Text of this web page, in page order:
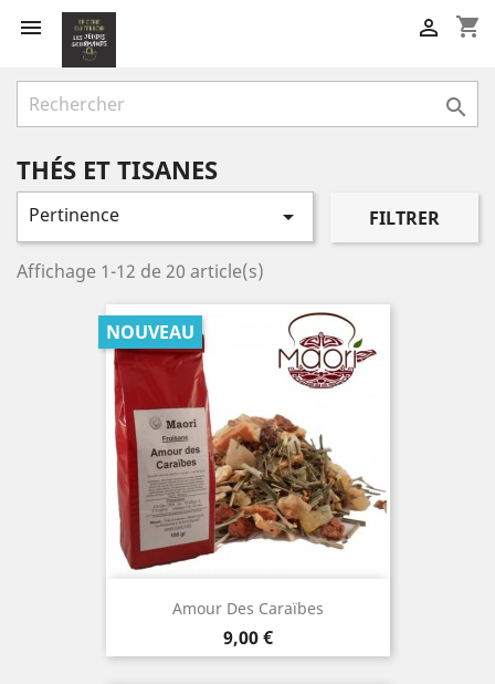
 shopping_cart


THÉS ET TISANES
Pertinence  FILTRER
Affichage 1-12 de 20 article(s)
Amour Des Caraïbes
Prix
9,00 €
NOUVEAU